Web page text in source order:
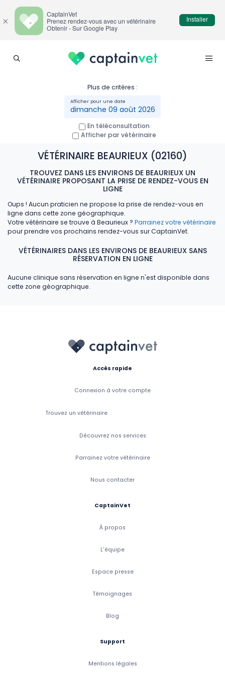
Plus de critères :
dimanche 09 août 2026
En téléconsultation
Afficher par vétérinaire
VÉTÉRINAIRE BEAURIEUX (02160)
TROUVEZ DANS LES ENVIRONS DE BEAURIEUX UN
VÉTÉRINAIRE PROPOSANT LA PRISE DE RENDEZ-VOUS EN
LIGNE
Oups ! Aucun praticien ne propose la prise de rendez-vous en
ligne dans cette zone géographique.
Votre vétérinaire se trouve à Beaurieux ? Parrainez votre vétérinaire
pour prendre vos prochains rendez-vous sur CaptainVet.
VÉTÉRINAIRES DANS LES ENVIRONS DE BEAURIEUX SANS
RÉSERVATION EN LIGNE
Aucune clinique sans réservation en ligne n'est disponible dans
cette zone géographique.
Accès rapide
Connexion à votre compte
Trouvez un vétérinaire
Découvrez nos services
Parrainez votre vétérinaire
Nous contacter
CaptainVet
À propos
L'équipe
Espace presse
Témoignages
Blog
Support
Mentions légales
×
CaptainVet
Prenez rendez-vous avec un vétérinaire
Obtenir - Sur Google Play
Installer